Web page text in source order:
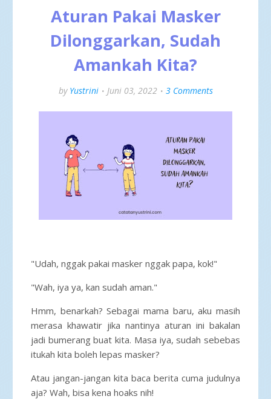
Aturan Pakai Masker
Dilonggarkan, Sudah
Amankah Kita?
by Yustrini Juni 03, 2022 3 Comments
"Udah, nggak pakai masker nggak papa, kok!"
"Wah, iya ya, kan sudah aman."
Hmm, benarkah? Sebagai mama baru, aku masih
merasa khawatir jika nantinya aturan ini bakalan
jadi bumerang buat kita. Masa iya, sudah sebebas
itukah kita boleh lepas masker?
Atau jangan-jangan kita baca berita cuma judulnya
aja? Wah, bisa kena hoaks nih!